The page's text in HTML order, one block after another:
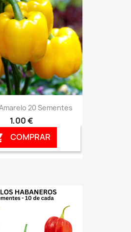
20 Sementes
1,00 €
COMPRAR